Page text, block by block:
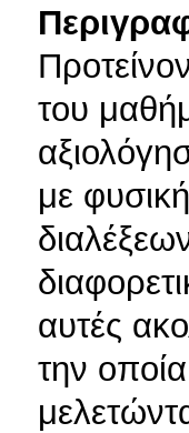
του
με
αυτές
την